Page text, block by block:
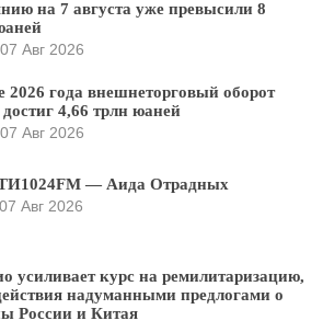
на 7 августа уже превысили 8
07 Авг 2026
2026 года внешнеторговый оборот
4,66 трлн юаней
07 Авг 2026
— Аида Отрадных
07 Авг 2026
усиливает курс на ремилитаризацию,
надуманными предлогами о
России и Китая